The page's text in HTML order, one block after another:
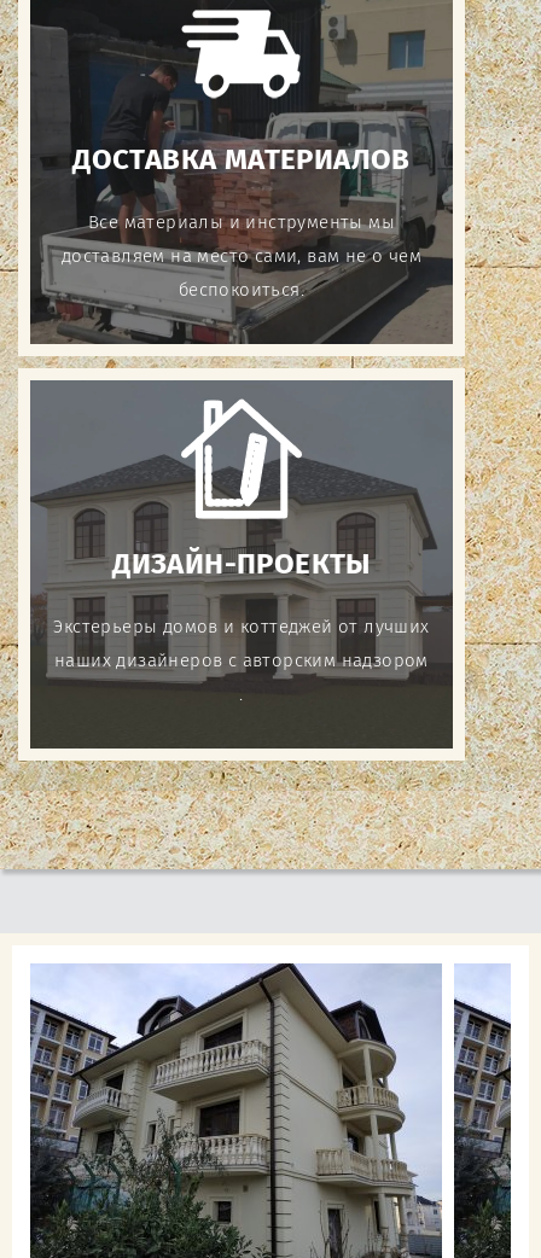
ДОСТАВКА МАТЕРИАЛОВ
Все материалы и инструменты мы
доставляем на место сами, вам не о чем
беспокоиться.
ДИЗАЙН-ПРОЕКТЫ
Экстерьеры домов и коттеджей от лучших
наших дизайнеров с авторским надзором
.